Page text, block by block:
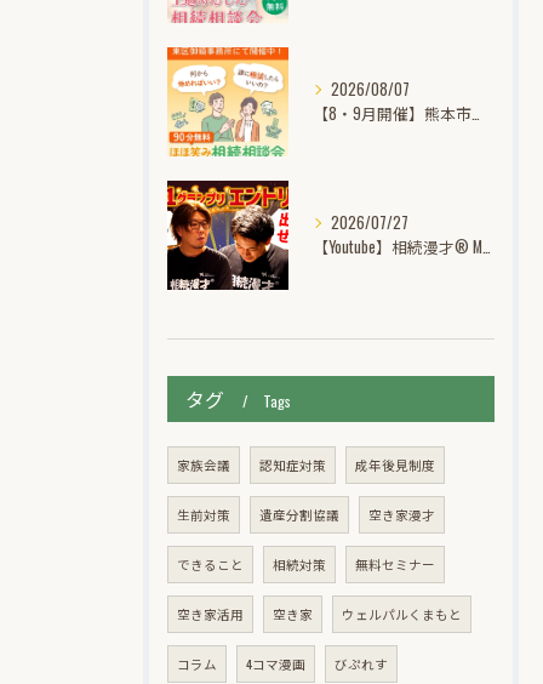
2026/08/07
【8・9月開催】熊本市東区御領｜ほほ笑み相続個別無料相談会
2026/07/27
【Youtube】相続漫才® M-1グランプリ挑戦記動画公開中！
タグ Tags
家族会議 認知症対策 成年後見制度
生前対策 遺産分割協議 空き家漫才
できること 相続対策 無料セミナー
空き家活用 空き家 ウェルパルくまもと
コラム 4コマ漫画 びぷれす